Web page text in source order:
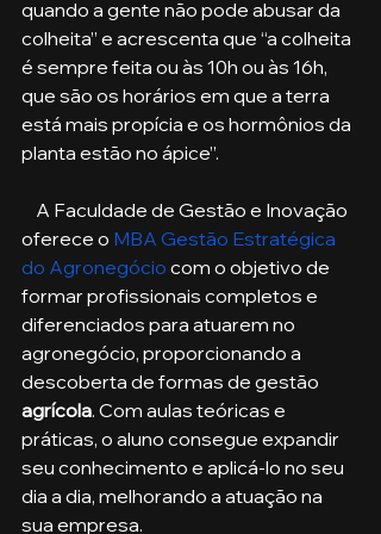
quando a gente não pode abusar da
colheita” e acrescenta que “a colheita
é sempre feita ou às 10h ou às 16h,
que são os horários em que a terra
está mais propícia e os hormônios da
planta estão no ápice”.
oferece o MBA Gestão Estratégica
do Agronegócio com o objetivo de
formar profissionais completos e
diferenciados para atuarem no
agronegócio, proporcionando a
descoberta de formas de gestão
agrícola. Com aulas teóricas e
práticas, o aluno consegue expandir
seu conhecimento e aplicá-lo no seu
dia a dia, melhorando a atuação na
sua empresa.